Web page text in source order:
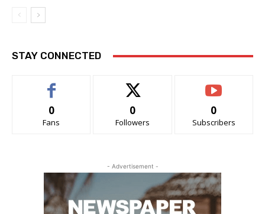
STAY CONNECTED
0
Fans
0
Followers
0
Subscribers
- Advertisement -